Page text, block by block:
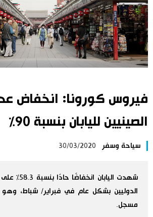
في العمق
إنفوغرافيك اليابان
سياحة وسفر
اليابان في فيديو
علوم وتكنولوجيا
فيروس كورونا: انخفاض
الصينيين لليابان بنسبة 90٪
سياحة وسفر 30/03/2020
شهدت اليابان
الدوليين بشكل عام في فبراير/ شباط،
مسجل.